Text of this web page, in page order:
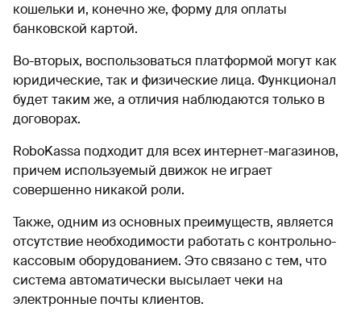
кошельки и, конечно же, форму для оплаты
банковской картой.
Во-вторых, воспользоваться платформой могут как
юридические, так и физические лица. Функционал
будет таким же, а отличия наблюдаются только в
договорах.
RoboKassa подходит для всех интернет-магазинов,
причем используемый движок не играет
совершенно никакой роли.
Также, одним из основных преимуществ, является
отсутствие необходимости работать с контрольно-
кассовым оборудованием. Это связано с тем, что
система автоматически высылает чеки на
электронные почты клиентов.